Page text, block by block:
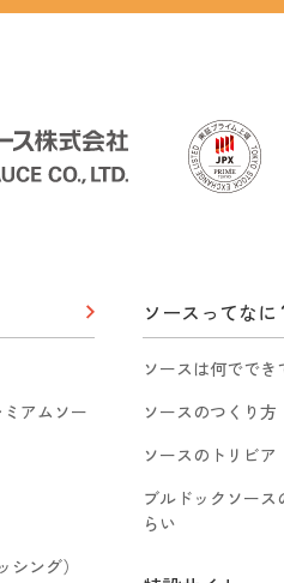
アムソー
ング）
ソースってなに
ソースは何ででき
ソースのつくり方
ソースのトリビア
ブルドックソース
らい